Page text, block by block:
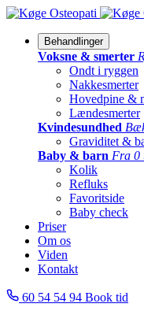
Behandlinger
Voksne & smerter
Ondt i ryggen
Nakkesmerter
Hovedpine &
Lændesmerter
Kvindesundhed
Graviditet &
Baby & barn Fra 0
Kolik
Refluks
Favoritside
Baby check
Priser
Om os
Viden
Kontakt
60 54 54 94 Book tid